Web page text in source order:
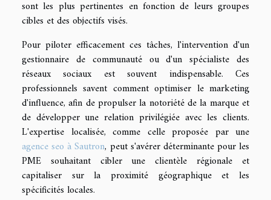
sont les plus pertinentes en fonction de leurs groupes
cibles et des objectifs visés.
Pour piloter efficacement ces tâches, l'intervention d'un
gestionnaire de communauté ou d'un spécialiste des
réseaux sociaux est souvent indispensable. Ces
professionnels savent comment optimiser le marketing
d'influence, afin de propulser la notoriété de la marque et
de développer une relation privilégiée avec les clients.
L'expertise localisée, comme celle proposée par une
agence seo à Sautron, peut s'avérer déterminante pour les
PME souhaitant cibler une clientèle régionale et
capitaliser sur la proximité géographique et les
spécificités locales.